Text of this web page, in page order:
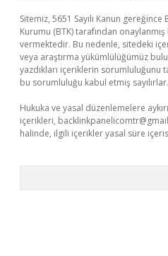
Sitemiz, 5651 Sayılı Kanun
Kurumu (BTK) tarafından
vermektedir. Bu nedenle, sitedeki
veya araştırma yükümlülüğümüz
yazdıkları içeriklerin sorumluluğunu
bu sorumluluğu kabul etmiş sayılırlar.
Hukuka ve yasal düzenlemelere
içerikleri,
halinde, ilgili içerikler yasal süre